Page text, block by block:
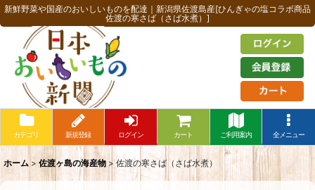
新鮮野菜や国産のおいしいものを配達｜新潟県佐渡島産[ひんぎゃの塩コラボ商品
佐渡の寒さば（さば水煮）]
カテゴリ 新規登録 ログイン カート ご利用案内 全メニュー
ホーム > 佐渡ヶ島の海産物 > 佐渡の寒さば（さば水煮）